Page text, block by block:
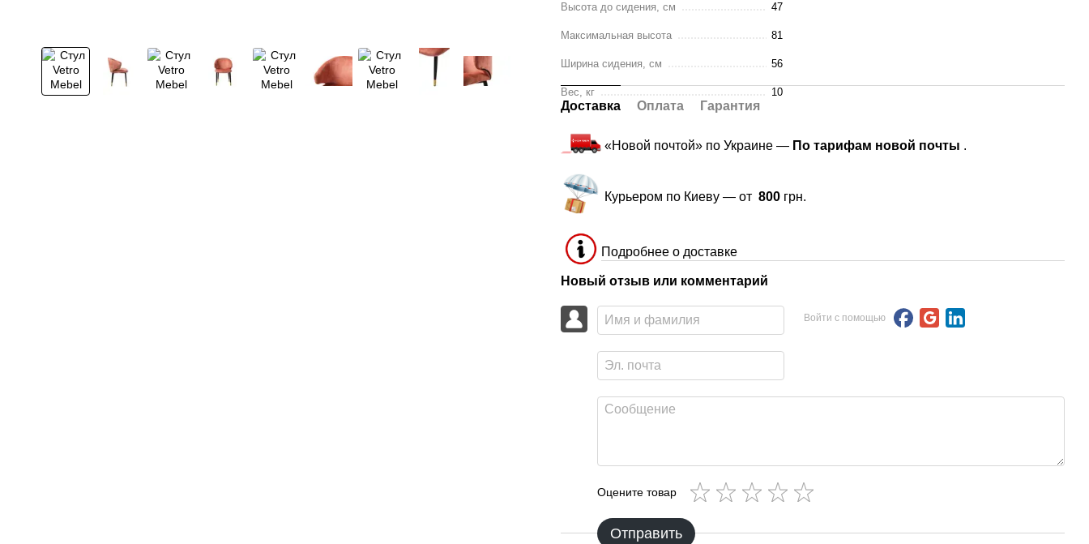
Высота до сидения, см 47
Максимальная высота 81
Ширина сидения, см 56
Вес, кг 10
Доставка Оплата Гарантия
«Новой почтой» по Украине — По тарифам новой почты .
Курьером по Киеву — от 800 грн.
Подробнее о доставке
Новый отзыв или комментарий
Войти с помощью
Оцените товар
Отправить